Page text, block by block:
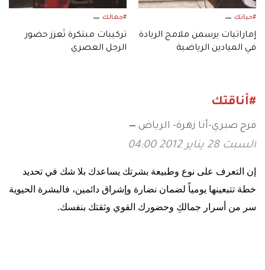
#حياتك
إماراتيات يرسمن ملامح الريادة
في الميادين الرياضية
#جمالك
تركيبات مبتكرة تُعزز حضور
الرجل العصري
#أناقتك
فرح صبري-أنا زهرة- الرياض
السبت 28 يناير 2012 04:00
إن التعرف على نوع وطبيعة بشرتك يساعدك بلا شك في تحديد
خطة تتبعينها يومياً لضمان نضارة وإشراق دائمين، فالبشرة الحيوية
سر من أسرار جمالكِ وحضورك القوي وثقتك بنفسك.